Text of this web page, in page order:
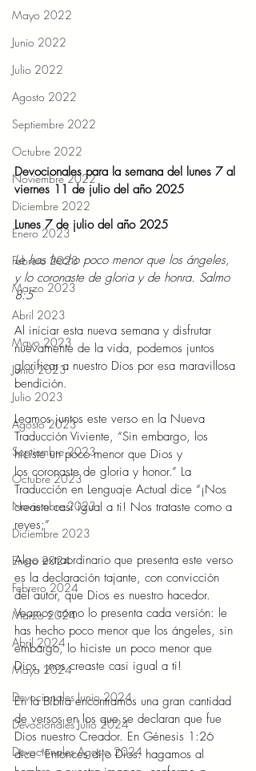
Mayo 2022
Junio 2022
Julio 2022
Agosto 2022
Septiembre 2022
Octubre 2022
Noviembre 2022
Diciembre 2022
Enero 2023
Febrero 2023
Marzo 2023
Abril 2023
Mayo 2023
Junio 2023
Julio 2023
Agosto 2023
Septiembre 2023
Octubre 2023
Noviembre 2023
Diciembre 2023
Enero 2024
Febrero 2024
Marzo 2024
Abril 2024
Mayo 2024
Devocionales Junio 2024
Devocionales Julio 2024
Devocionales Agosto 2024
Devocionales para la semana del lunes 7 al
viernes 11 de julio del año 2025
Lunes 7 de julio del año 2025
Le has hecho poco menor que los ángeles,
y lo coronaste de gloria y de honra. Salmo
8:5
Al iniciar esta nueva semana y disfrutar
nuevamente de la vida, podemos juntos
glorificar a nuestro Dios por esa maravillosa
bendición.
Leamos juntos este verso en la Nueva
Traducción Viviente, “Sin embargo, los
hiciste un poco menor que Dios y
los coronaste de gloria y honor.” La
Traducción en Lenguaje Actual dice “¡Nos
creaste casi igual a ti! Nos trataste como a
reyes;”
Algo extraordinario que presenta este verso
es la declaración tajante, con convicción
del autor, que Dios es nuestro hacedor.
Veamos cómo lo presenta cada versión: le
has hecho poco menor que los ángeles, sin
embargo, lo hiciste un poco menor que
Dios, ¡nos creaste casi igual a ti!
En la Biblia encontramos una gran cantidad
de versos en los que se declaran que fue
Dios nuestro Creador. En Génesis 1:26
dice “Entonces dijo Dios: hagamos al